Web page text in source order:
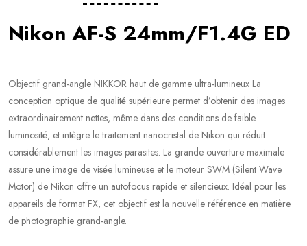
Nikon AF-S 24mm/F1.4G ED
Objectif grand-angle NIKKOR haut de gamme ultra-lumineux La
conception optique de qualité supérieure permet d’obtenir des images
extraordinairement nettes, même dans des conditions de faible
luminosité, et intègre le traitement nanocristal de Nikon qui réduit
considérablement les images parasites. La grande ouverture maximale
assure une image de visée lumineuse et le moteur SWM (Silent Wave
Motor) de Nikon offre un autofocus rapide et silencieux. Idéal pour les
appareils de format FX, cet objectif est la nouvelle référence en matière
de photographie grand-angle.